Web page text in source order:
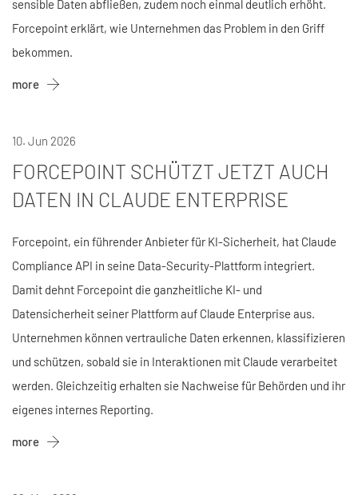
sensible Daten abfließen, zudem noch einmal deutlich erhöht.
Forcepoint erklärt, wie Unternehmen das Problem in den Griff
bekommen.
more
10. Jun 2026
FORCEPOINT SCHÜTZT JETZT AUCH
DATEN IN CLAUDE ENTERPRISE
Forcepoint, ein führender Anbieter für KI-Sicherheit, hat Claude
Compliance API in seine Data-Security-Plattform integriert.
Damit dehnt Forcepoint die ganzheitliche KI- und
Datensicherheit seiner Plattform auf Claude Enterprise aus.
Unternehmen können vertrauliche Daten erkennen, klassifizieren
und schützen, sobald sie in Interaktionen mit Claude verarbeitet
werden. Gleichzeitig erhalten sie Nachweise für Behörden und ihr
eigenes internes Reporting.
more